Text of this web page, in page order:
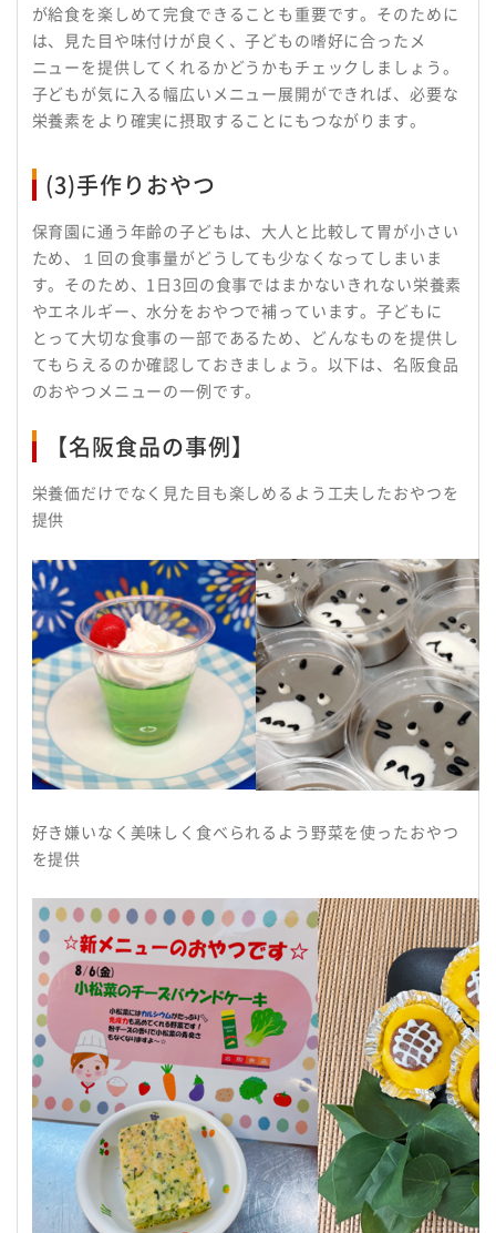
が給食を楽しめて完食できることも重要です。そのために
は、見た目や味付けが良く、子どもの嗜好に合ったメ
ニューを提供してくれるかどうかもチェックしましょう。
子どもが気に入る幅広いメニュー展開ができれば、必要な
栄養素をより確実に摂取することにもつながります。
(3)手作りおやつ
保育園に通う年齢の子どもは、大人と比較して胃が小さい
ため、１回の食事量がどうしても少なくなってしまいま
す。そのため、1日3回の食事ではまかないきれない栄養素
やエネルギー、水分をおやつで補っています。子どもに
とって大切な食事の一部であるため、どんなものを提供し
てもらえるのか確認しておきましょう。以下は、名阪食品
のおやつメニューの一例です。
【名阪食品の事例】
栄養価だけでなく見た目も楽しめるよう工夫したおやつを
提供
好き嫌いなく美味しく食べられるよう野菜を使ったおやつ
を提供